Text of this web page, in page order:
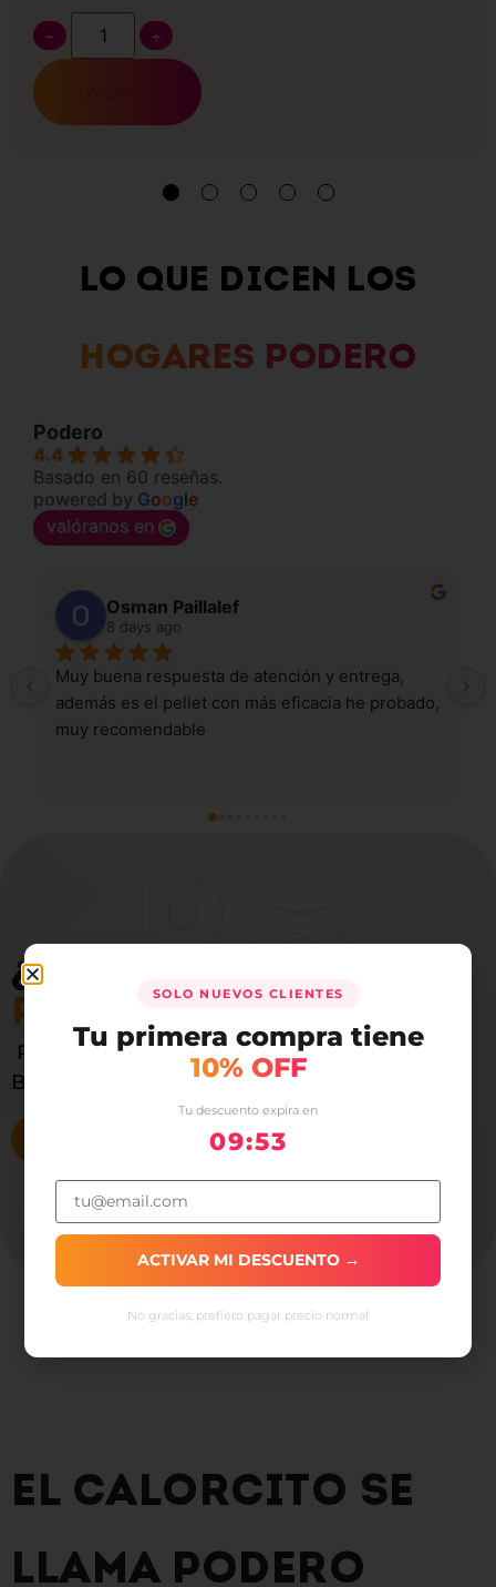
− +
LO QUE DICEN LOS
HOGARES PODERO
Podero
4.4
Basado en 60 reseñas.
powered by Google
valóranos en
Politools Spa
9 days ago
Excelente fuente de calor, con granos enteros de
buena calidad que ofrecen una combustión
eficiente, mayor rendimiento y menos residuos.
¿QUIERES VENDER
PELLET DE MADERA?
PODERO ofrece a tus clientes productos de
Biomasa de alta calidad
VENDE PODERO AHORA
EL CALORCITO SE
LLAMA PODERO
SOLO NUEVOS CLIENTES
Tu primera compra tiene
10% OFF
Tu descuento expira en
09:52
ACTIVAR MI DESCUENTO →
No gracias, prefiero pagar precio normal